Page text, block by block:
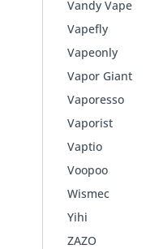
Vandy Vape
Vapefly
Vapeonly
Vapor Giant
Vaporesso
Vaporist
Vaptio
Voopoo
Wismec
Yihi
ZAZO